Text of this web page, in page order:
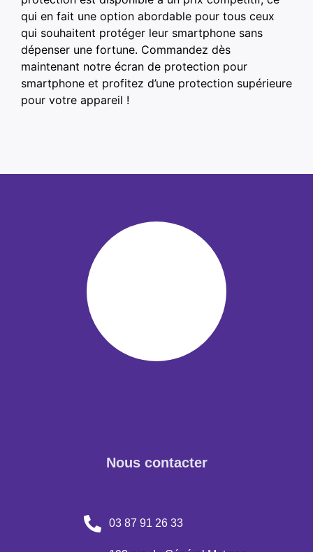
qui en fait une option abordable pour tous ceux
qui souhaitent protéger leur smartphone sans
dépenser une fortune. Commandez dès
maintenant notre écran de protection pour
smartphone et profitez d’une protection supérieure
pour votre appareil !
Nous contacter
03 87 91 26 33